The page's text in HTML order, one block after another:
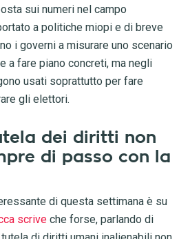
sui numeri nel campo
a politiche miopi e di breve
i governi a misurare uno scenario
a fare piano concreti, ma negli
usati soprattutto per fare
gli elettori.
dei diritti non
di passo con la
di questa settimana è su
scriveche forse, parlando di